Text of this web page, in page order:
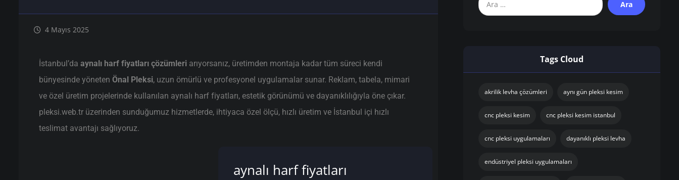
4 Mayıs 2025
İstanbul’da aynalı harf fiyatları çözümleri arıyorsanız, üretimden montaja kadar tüm süreci kendi
bünyesinde yöneten Önal Pleksi, uzun ömürlü ve profesyonel uygulamalar sunar. Reklam, tabela, mimari
ve özel üretim projelerinde kullanılan aynalı harf fiyatları, estetik görünümü ve dayanıklılığıyla öne çıkar.
pleksi.web.tr üzerinden sunduğumuz hizmetlerde, ihtiyaca özel ölçü, hızlı üretim ve İstanbul içi hızlı
teslimat avantajı sağlıyoruz.
aynalı harf fiyatları
Tags Cloud
akrilik levha çözümleri aynı gün pleksi kesim
cnc pleksi kesim cnc pleksi kesim istanbul
cnc pleksi uygulamaları dayanıklı pleksi levha
endüstriyel pleksi uygulamaları